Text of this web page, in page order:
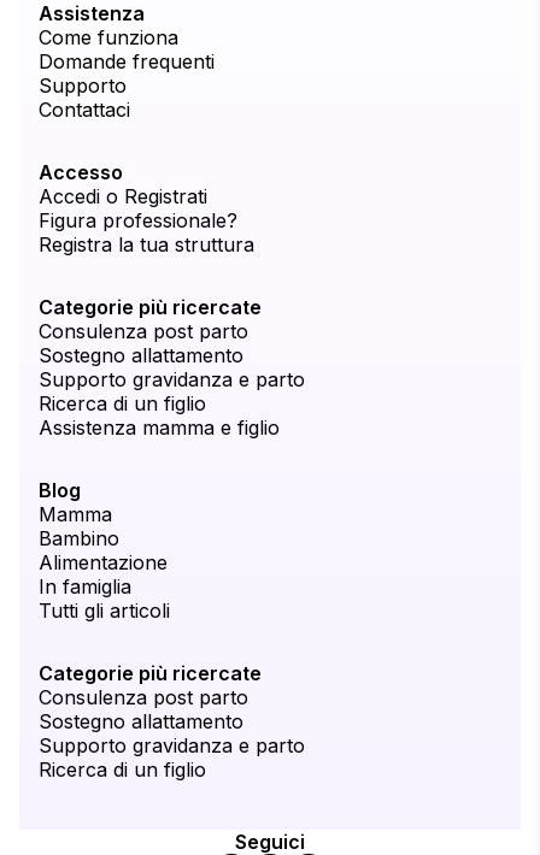
Assistenza
Come funziona
Domande frequenti
Supporto
Contattaci
Accesso
Accedi o Registrati
Figura professionale?
Registra la tua struttura
Categorie più ricercate
Consulenza post parto
Sostegno allattamento
Supporto gravidanza e parto
Ricerca di un figlio
Assistenza mamma e figlio
Blog
Mamma
Bambino
Alimentazione
In famiglia
Tutti gli articoli
Categorie più ricercate
Consulenza post parto
Sostegno allattamento
Supporto gravidanza e parto
Ricerca di un figlio
Seguici